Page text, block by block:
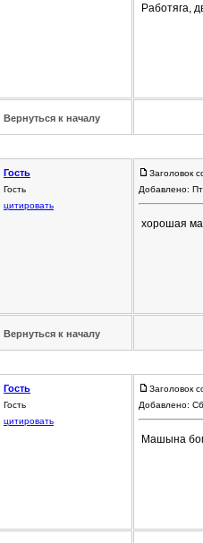
Работяга,
Вернуться к началу
Гость
Гость
цитировать
Заголовок
Добавлено:
хорошая
Вернуться к началу
Гость
Гость
цитировать
Заголовок
Добавлено:
Машына